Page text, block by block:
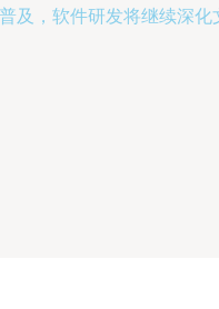
及，软件研发将继续深化